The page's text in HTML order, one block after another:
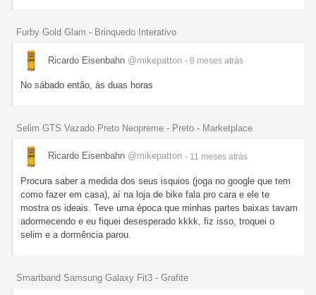
Furby Gold Glam - Brinquedo Interativo
Ricardo Eisenbahn @mikepatton - 8 meses atrás
No sábado então, às duas horas
Selim GTS Vazado Preto Neopreme - Preto - Marketplace
Ricardo Eisenbahn @mikepatton - 11 meses atrás
Procura saber a medida dos seus isquios (joga no google que tem
como fazer em casa), aí na loja de bike fala pro cara e ele te
mostra os ideais. Teve uma época que minhas partes baixas tavam
adormecendo e eu fiquei desesperado kkkk, fiz isso, troquei o
selim e a dormência parou.
Smartband Samsung Galaxy Fit3 - Grafite